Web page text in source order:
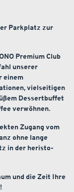
Parkplatz zur
Premium Club
unserer
einem
vielseitigen
Dessertbuffet
verwöhnen.
Zugang vom
ohne lange
in der heristo-
und die Zeit Ihre